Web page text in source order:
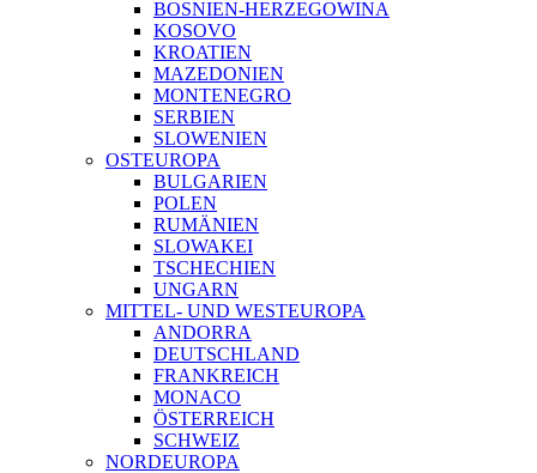
BOSNIEN-HERZEGOWINA
KOSOVO
KROATIEN
MAZEDONIEN
MONTENEGRO
SERBIEN
SLOWENIEN
OSTEUROPA
BULGARIEN
POLEN
RUMÄNIEN
SLOWAKEI
TSCHECHIEN
UNGARN
MITTEL- UND WESTEUROPA
ANDORRA
DEUTSCHLAND
FRANKREICH
MONACO
ÖSTERREICH
SCHWEIZ
NORDEUROPA